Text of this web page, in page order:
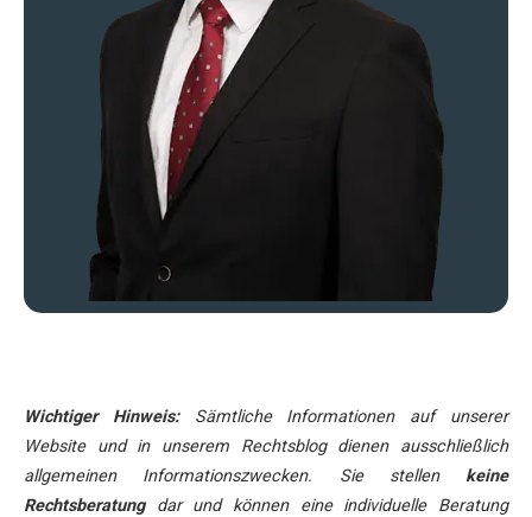
Wichtiger Hinweis:Sämtliche Informationen auf unserer
Website und in unserem Rechtsblog dienen ausschließlich
allgemeinen Informationszwecken. Sie stellen keine
Rechtsberatungdar und können eine individuelle Beratung